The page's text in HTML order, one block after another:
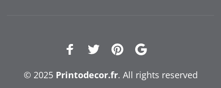
© 2025 Printodecor.fr. All rights reserved